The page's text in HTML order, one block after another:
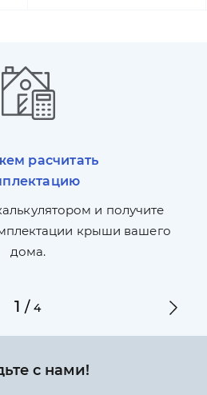
расчитать
и получите
крыши вашего
дома.
1 /4
с нами!